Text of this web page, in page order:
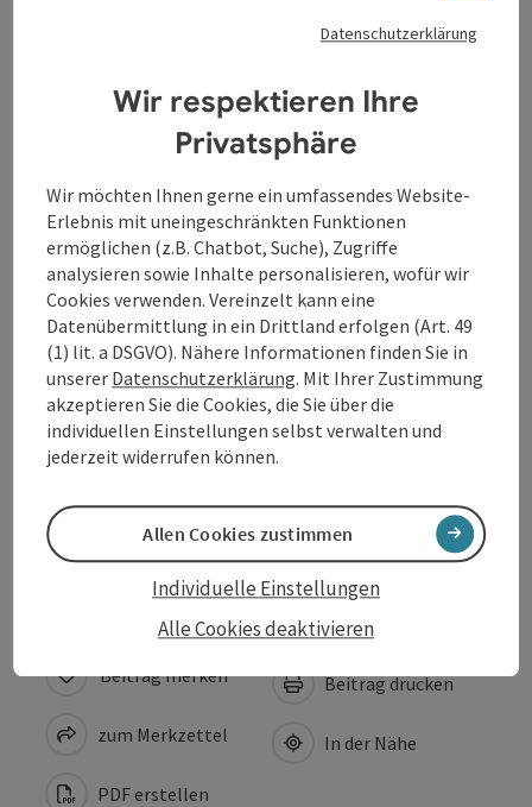
Kontakt
Öffnungszeiten
Anreise/Lage
Auszeichnungen
Kooperationen
Eignung
Barrierefreiheit
Beitrag merken
zum Merkzettel
PDF erstellen
Beitrag drucken
In der Nähe
Datenschutzerklärung
Wir respektieren Ihre
Privatsphäre
Wir möchten Ihnen gerne ein umfassendes Website-
Erlebnis mit uneingeschränkten Funktionen
ermöglichen (z.B. Chatbot, Suche), Zugriffe
analysieren sowie Inhalte personalisieren, wofür wir
Cookies verwenden. Vereinzelt kann eine
Datenübermittlung in ein Drittland erfolgen (Art. 49
(1) lit. a DSGVO). Nähere Informationen finden Sie in
unserer Datenschutzerklärung. Mit Ihrer Zustimmung
akzeptieren Sie die Cookies, die Sie über die
individuellen Einstellungen selbst verwalten und
jederzeit widerrufen können.
Alle Cookies deaktivieren
Individuelle Einstellungen
Allen Cookies zustimmen